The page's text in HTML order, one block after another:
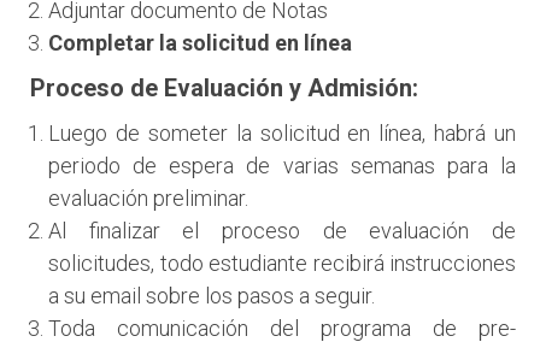
Adjuntar documento de Notas
Completar la solicitud en línea
Proceso de Evaluación y Admisión:
Luego de someter la solicitud en línea, habrá un
periodo de espera de varias semanas para la
evaluación preliminar.
Al finalizar el proceso de evaluación de
solicitudes, todo estudiante recibirá instrucciones
a su email sobre los pasos a seguir.
Toda comunicación del programa de pre-